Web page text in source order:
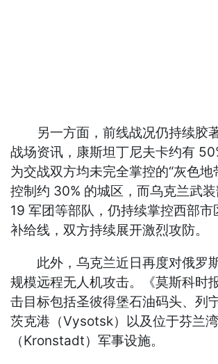
另一方面，前线战况仍持续胶
战场资讯，康斯坦丁尼夫卡约有
为交战双方均未完全掌控的“灰色地
控制约 30% 的城区，而乌克兰武
19 军团等部队，仍持续掌控西部市
补给线，双方持续展开激烈攻防。
此外，乌克兰近日再度对俄罗
规模远程无人机攻击。《莫斯科时
击目标包括圣彼得堡石油码头、列
茨克港（Vysotsk）以及位于芬兰
（Kronstadt）军事设施。